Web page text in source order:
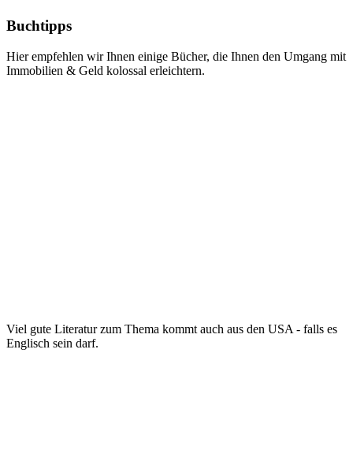
Buchtipps
Hier empfehlen wir Ihnen einige Bücher, die Ihnen den Umgang mit
Immobilien & Geld kolossal erleichtern.
Viel gute Literatur zum Thema kommt auch aus den USA - falls es
Englisch sein darf.